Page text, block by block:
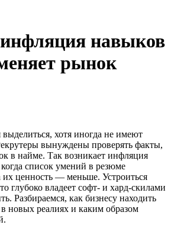
навыков
рынок
хотя иногда не имеют
вынуждены проверять факты,
в найме. Так возникает инфляция
список умений в резюме
их ценность — меньше. Устроиться
глубоко владеет софт- и хард-скилами
Разбираемся, как бизнесу находить
новых реалиях и каким образом